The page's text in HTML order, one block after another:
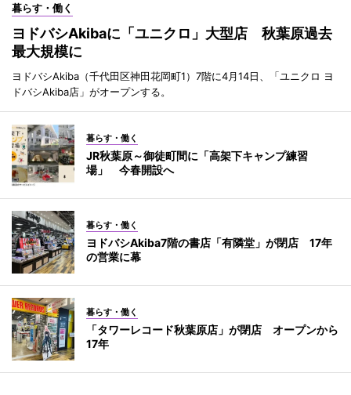
暮らす・働く
ヨドバシAkibaに「ユニクロ」大型店 秋葉原過去
最大規模に
ヨドバシAkiba（千代田区神田花岡町1）7階に4月14日、「ユニクロ ヨ
ドバシAkiba店」がオープンする。
暮らす・働く
JR秋葉原～御徒町間に「高架下キャンプ練習
場」 今春開設へ
暮らす・働く
ヨドバシAkiba7階の書店「有隣堂」が閉店 17年
の営業に幕
暮らす・働く
「タワーレコード秋葉原店」が閉店 オープンから
17年